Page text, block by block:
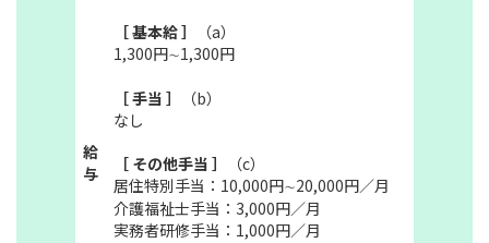
給
与
［ 基本給 ］
（a）
1,300円∼1,300円
［ 手当 ］
（b）
なし
［ その他手当 ］
（c）
居住特別手当：10,000円∼20,000円／月
介護福祉士手当：3,000円／月
実務者研修手当：1,000円／月